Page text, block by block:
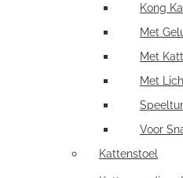
Kong
Met
Met
Met
Voor
Kattenstoel